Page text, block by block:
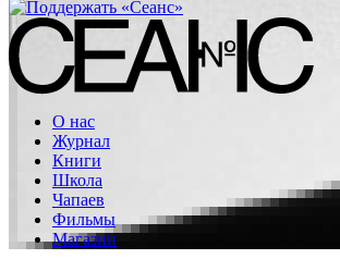
О нас
Журнал
Книги
Школа
Чапаев
Фильмы
Магазин